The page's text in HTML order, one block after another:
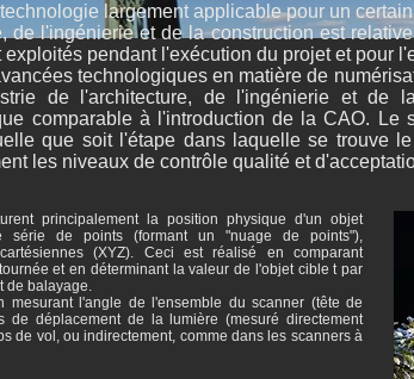
largement applicable pour un
de l'ingénierie et de la construction est
pendant l'exécution du projet et pour
technologiques en matière de
de l'architecture, de l'ingénierie et de
comparable à l'introduction de la CAO. Le
que soit l'étape dans laquelle se trouve
les niveaux de contrôle qualité et
principalement la position physique d'un objet
série de points (formant un "nuage de points"),
(XYZ). Ceci est réalisé en comparant
et en déterminant la valeur de l'objet cible t par
de balayage.
mesurant l'angle de l'ensemble du scanner (tête de
de déplacement de la lumière (mesuré directement
de vol, ou indirectement, comme dans les scanners à